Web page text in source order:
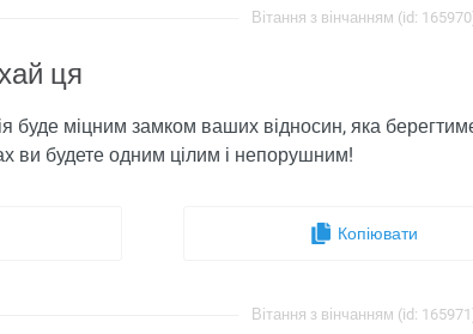
Вітання з вінчанням (id:
ця
буде міцним замком ваших відносин, яка
ви будете одним цілим і непорушним!
Копіювати
Вітання з вінчанням (id: